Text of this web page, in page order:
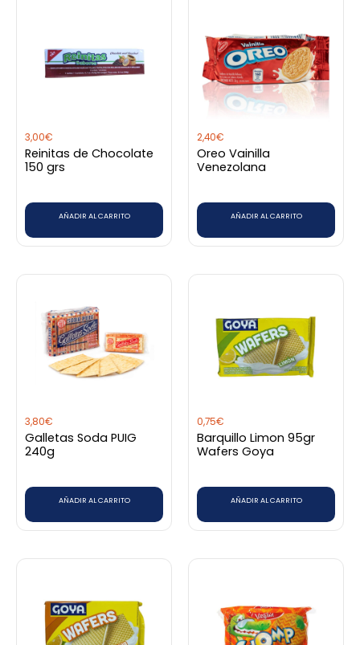
3,00€
Reinitas de Chocolate
150 grs
AÑADIR AL CARRITO
2,40€
Oreo Vainilla
Venezolana
AÑADIR AL CARRITO
3,80€
Galletas Soda PUIG
240g
AÑADIR AL CARRITO
0,75€
Barquillo Limon 95gr
Wafers Goya
AÑADIR AL CARRITO